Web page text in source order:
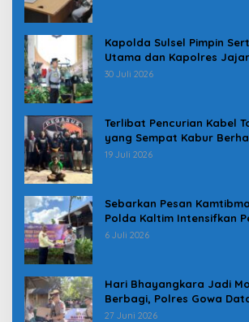
Kapolda Sulsel Pimpin
Utama dan Kapolres
Karolog dan Kapolresta
30 Juli 2026
Terlibat Pencurian Kabel
yang Sempat Kabur
Tim Gabungan di
19 Juli 2026
Sebarkan Pesan
Polda Kaltim Intensifkan
Spanduk serta Pembagian
6 Juli 2026
Hari Bhayangkara Jadi
Berbagi, Polres Gowa
Membutuhkan
27 Juni 2026